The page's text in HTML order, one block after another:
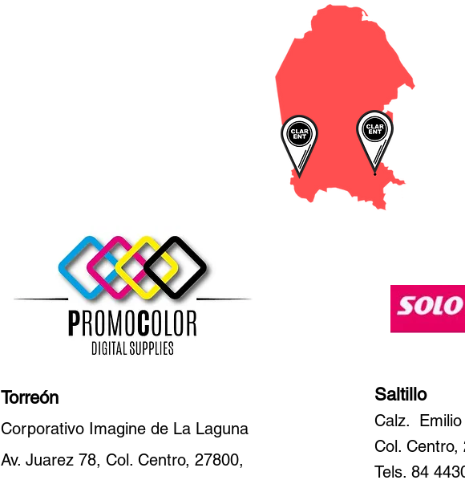
Torreón
Corporativo Imagine de La Laguna
Av. Juarez 78, Col. Centro, 27800,
Saltillo
Calz.
Col. Centro,
Tels. 84